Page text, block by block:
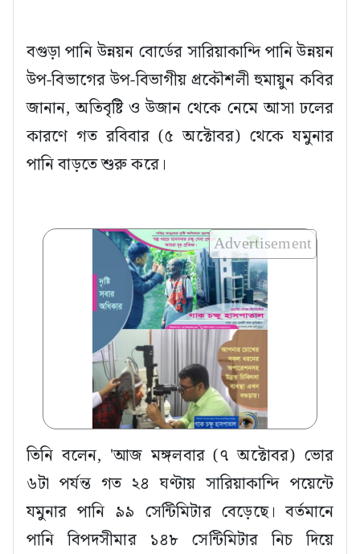
বগুড়া পানি উন্নয়ন বোর্ডের সারিয়াকান্দি পানি উন্নয়ন
উপ-বিভাগের উপ-বিভাগীয় প্রকৌশলী হুমায়ুন কবির
জানান, অতিবৃষ্টি ও উজান থেকে নেমে আসা ঢলের
কারণে গত রবিবার (৫ অক্টোবর) থেকে যমুনার
পানি বাড়তে শুরু করে।
Advertisement
তিনি বলেন, 'আজ মঙ্গলবার (৭ অক্টোবর) ভোর
৬টা পর্যন্ত গত ২৪ ঘণ্টায় সারিয়াকান্দি পয়েন্টে
যমুনার পানি ৯৯ সেন্টিমিটার বেড়েছে। বর্তমানে
পানি বিপদসীমার ১৪৮ সেন্টিমিটার নিচ দিয়ে